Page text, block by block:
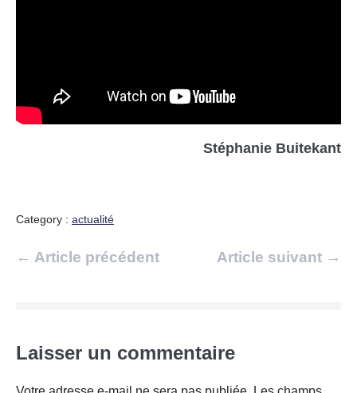
Stéphanie Buitekant
Category : actualité
Navigation
← Article précédent Article suivant →
Laisser un commentaire